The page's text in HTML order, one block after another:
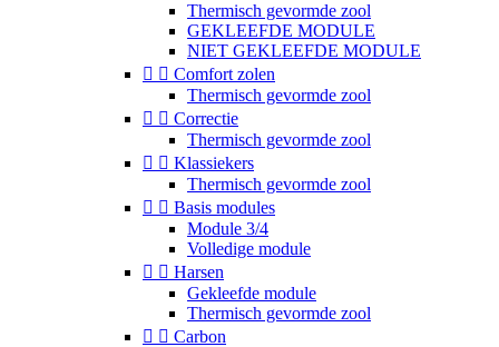
Thermisch gevormde zool
GEKLEEFDE MODULE
NIET GEKLEEFDE MODULE
  Comfort zolen
Thermisch gevormde zool
  Correctie
Thermisch gevormde zool
  Klassiekers
Thermisch gevormde zool
  Basis modules
Module 3/4
Volledige module
  Harsen
Gekleefde module
Thermisch gevormde zool
  Carbon